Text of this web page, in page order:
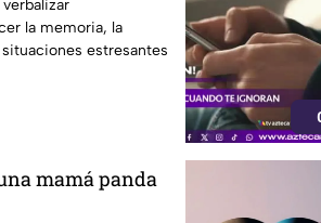
la memoria, la
estresantes
mamá panda